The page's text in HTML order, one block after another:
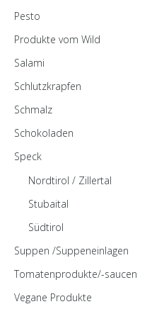
Pesto
Produkte vom Wild
Salami
Schlutzkrapfen
Schmalz
Schokoladen
Speck
Nordtirol / Zillertal
Stubaital
Südtirol
Suppen /Suppeneinlagen
Tomatenprodukte/-saucen
Vegane Produkte